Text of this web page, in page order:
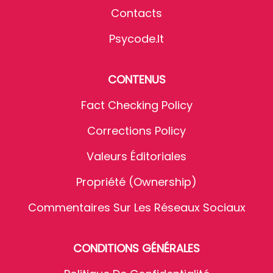
Contacts
Psycode.it
CONTENUS
Fact Checking Policy
Corrections Policy
Valeurs Éditoriales
Propriété (Ownership)
Commentaires Sur Les Réseaux Sociaux
CONDITIONS GÉNÉRALES